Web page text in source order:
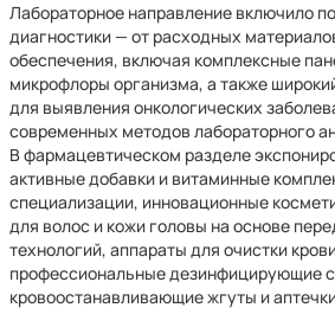
Лабораторное направление включило
диагностики — от расходных
обеспечения, включая комплексные
микрофлоры организма, а также
для выявления онкологических
современных методов лабораторного
В фармацевтическом разделе
активные добавки и витаминные
специализации, инновационные
для волос и кожи головы на основе
технологий, аппараты для очистки
профессиональные дезинфицирующие
кровоостанавливающие жгуты и